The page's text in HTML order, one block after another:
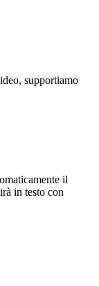
supportiamo
il
in testo con